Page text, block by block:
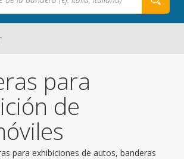
para
de
para exhibiciones de autos, banderas